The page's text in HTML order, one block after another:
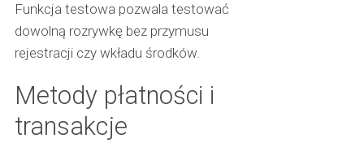
Funkcja testowa pozwala testować
dowolną rozrywkę bez przymusu
rejestracji czy wkładu środków.
Metody płatności i
transakcje